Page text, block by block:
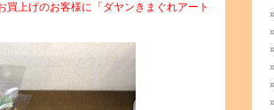
買上げのお客様に「ダヤンきまぐれアート